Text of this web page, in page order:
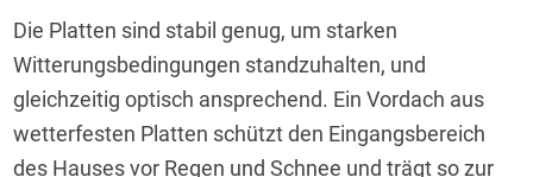
Die Platten sind stabil genug, um starken
Witterungsbedingungen standzuhalten, und
gleichzeitig optisch ansprechend. Ein Vordach aus
wetterfesten Platten schützt den Eingangsbereich
des Hauses vor Regen und Schnee und trägt so zur